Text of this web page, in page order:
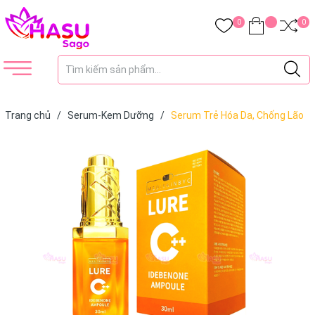
0 0
Trang chủ / Serum-Kem Dưỡng / Serum Trẻ Hóa Da, Chống Lão